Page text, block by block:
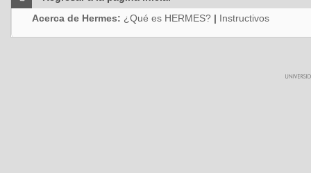
Acerca de Hermes: ¿Qué es HERMES? | Instructivos